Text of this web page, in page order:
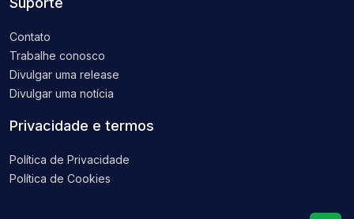
Contato
Trabalhe conosco
Divulgar uma release
Divulgar uma notícia
Privacidade e termos
Política de Privacidade
Política de Cookies